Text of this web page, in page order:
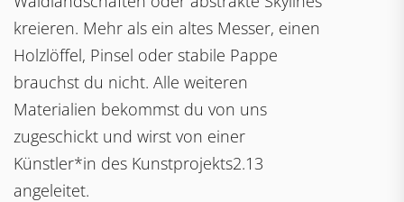
kreieren. Mehr als ein altes Messer, einen
Holzlöffel, Pinsel oder stabile Pappe
brauchst du nicht. Alle weiteren
Materialien bekommst du von uns
zugeschickt und wirst von einer
Künstler*in des Kunstprojekts2.13
angeleitet.